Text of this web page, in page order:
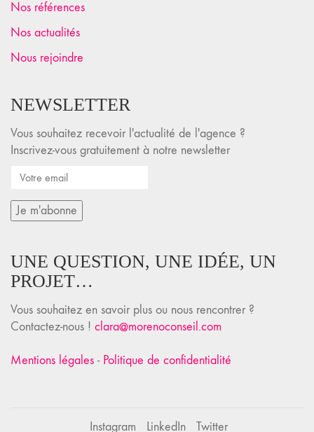
Nos références
Nos actualités
Nous rejoindre
NEWSLETTER
Vous souhaitez recevoir l'actualité de l'agence ?
Inscrivez-vous gratuitement à notre newsletter
UNE QUESTION, UNE IDÉE, UN
PROJET…
Vous souhaitez en savoir plus ou nous rencontrer ?
Contactez-nous ! clara@morenoconseil.com
Mentions légales - Politique de confidentialité
Instagram LinkedIn Twitter